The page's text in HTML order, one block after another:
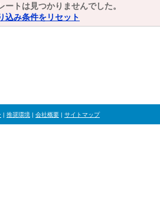
トは見つかりませんでした。
込み条件をリセット
| 推奨環境 | 会社概要 | サイトマップ